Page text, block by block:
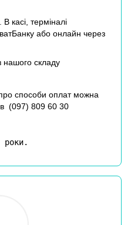
В касі, терміналі
або онлайн через
нашого складу
способи оплат можна
(097) 809 60 30
роки.